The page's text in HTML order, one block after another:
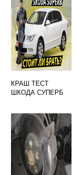
КРАШ ТЕСТ
ШКОДА СУПЕРБ